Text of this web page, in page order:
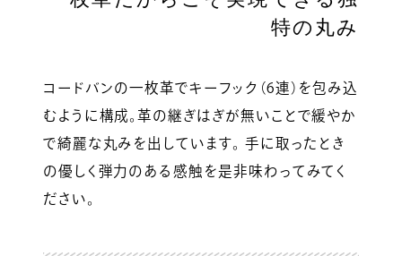
特の丸み
コードバンの一枚革でキーフック（6連）を包み込
むように構成。革の継ぎはぎが無いことで緩やか
で綺麗な丸みを出しています。 手に取ったとき
の優しく弾力のある感触を是非味わってみてく
ださい。